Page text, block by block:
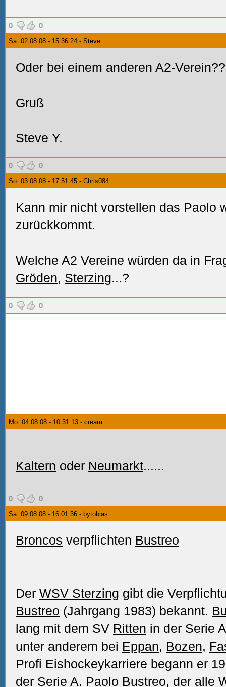
0 0
Sa. 02.08.08 - 15:36:24 - Steve
Oder bei einem anderen A2-
Gruß
Steve Y.
0 0
So. 03.08.08 - 17:51:45 - Chris084
Kann mir nicht vorstellen das Paolo
zurückkommt.
Welche A2 Vereine würden da in
Gröden, Sterzing...?
0 0
Mo. 04.08.08 - 10:31:13 - cream
Kaltern oder Neumarkt......
0 0
Sa. 09.08.08 - 16:01:36 - bytobias
Broncos verpflichten Bustreo
Der WSV Sterzing gibt die
Bustreo (Jahrgang 1983) bekannt.
lang mit dem SV Ritten in der Serie
unter anderem bei Eppan, Bozen,
Profi Eishockeykarriere begann er
der Serie A. Paolo Bustreo, der alle